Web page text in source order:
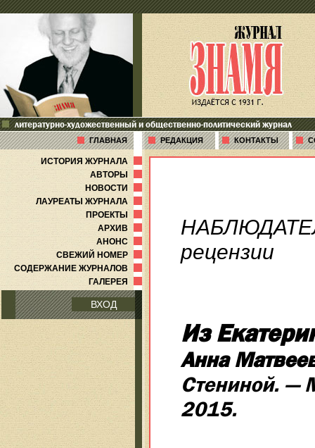
литературно-художественный и общественно-политический журнал
ГЛАВНАЯ РЕДАКЦИЯ КОНТАКТЫ
ИСТОРИЯ ЖУРНАЛА
АВТОРЫ
НОВОСТИ
ЛАУРЕАТЫ ЖУРНАЛА
ПРОЕКТЫ
АРХИВ
АНОНС
СВЕЖИЙ НОМЕР
СОДЕРЖАНИЕ ЖУРНАЛОВ
ГАЛЕРЕЯ
ВХОД
рецензии
Из
Анна
Стениной. —
2015.